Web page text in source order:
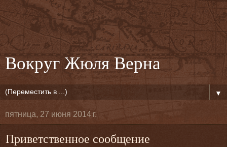
Вокруг Жюля Верна
▼
пятница, 27 июня 2014 г.
Приветственное сообщение